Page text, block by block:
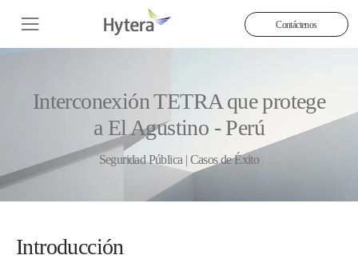
Contáctenos
Interconexión TETRA que protege
a El Agustino - Perú
Seguridad Pública | Casos de Éxito
Introducción